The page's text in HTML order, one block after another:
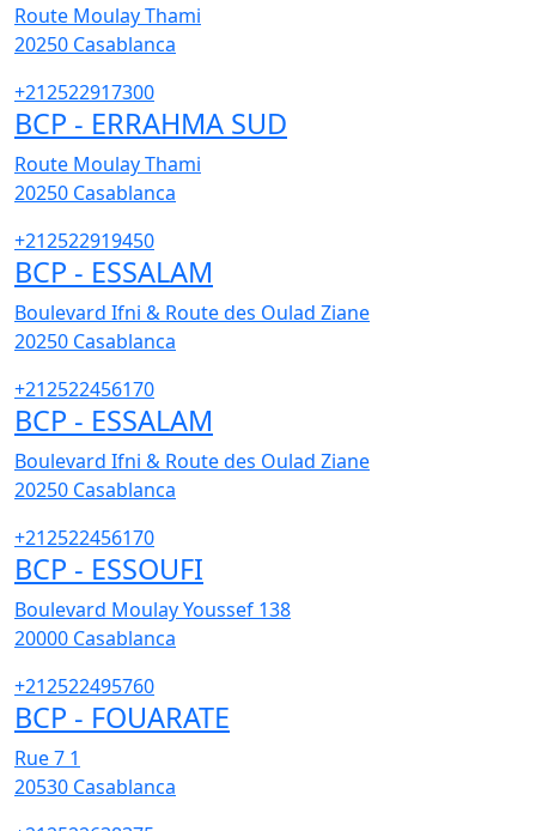
Route Moulay Thami
20250 Casablanca
+212522917300
BCP - ERRAHMA SUD
Route Moulay Thami
20250 Casablanca
+212522919450
BCP - ESSALAM
Boulevard Ifni & Route des Oulad Ziane
20250 Casablanca
+212522456170
BCP - ESSALAM
Boulevard Ifni & Route des Oulad Ziane
20250 Casablanca
+212522456170
BCP - ESSOUFI
Boulevard Moulay Youssef 138
20000 Casablanca
+212522495760
BCP - FOUARATE
Rue 7 1
20530 Casablanca